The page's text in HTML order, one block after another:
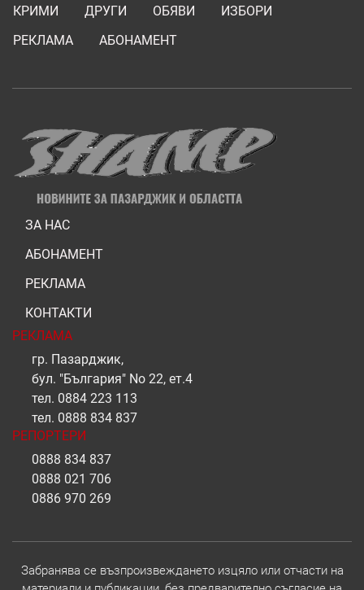
КРИМИ
ДРУГИ ОБЯВИ
ИЗБОРИ
РЕКЛАМА
АБОНАМЕНТ
ЗА НАС
АБОНАМЕНТ
РЕКЛАМА
КОНТАКТИ
РЕКЛАМА
гр. Пазарджик,
бул. "България" No 22, ет.4
тел. 0884 223 113
тел. 0888 834 837
РЕПОРТЕРИ
0888 834 837
0888 021 706
0886 970 269
Забранява се възпроизвеждането изцяло или отчасти на